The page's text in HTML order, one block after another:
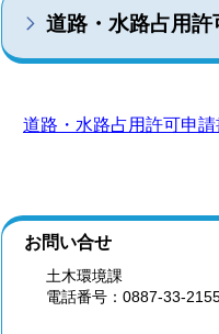
道路・水路占用許
道路・水路占用許可申請
お問い合せ
土木環境課
電話番号：0887-33-